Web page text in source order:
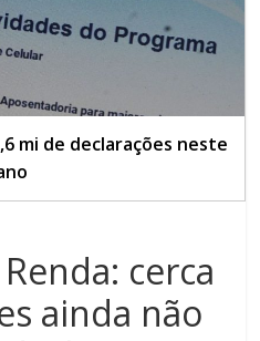
mi de declarações neste
cerca
ainda não